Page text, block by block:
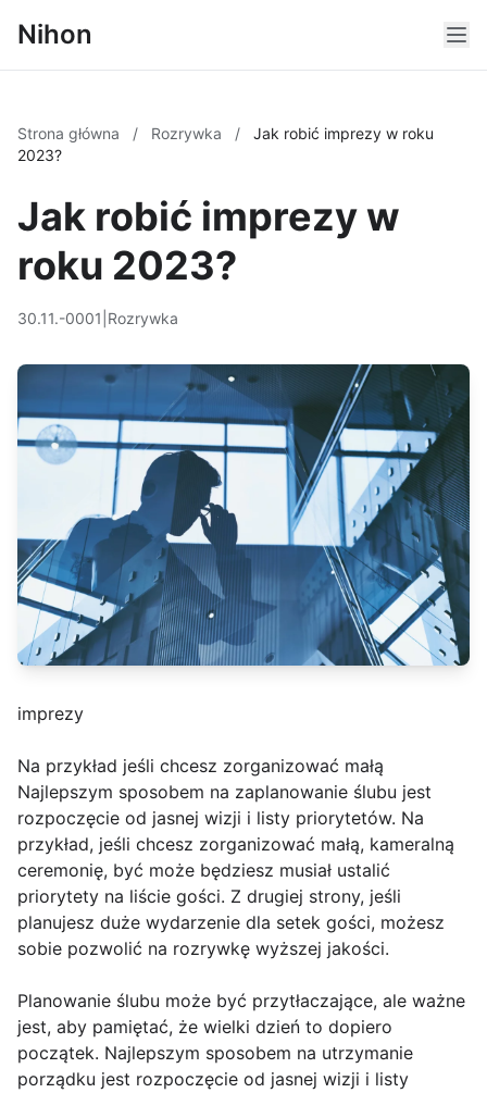
Nihon
Strona główna / Rozrywka /
Jak robić imprezy w roku
2023?
Jak robić imprezy w
roku 2023?
30.11.-0001 Rozrywka
imprezy
Na przykład jeśli chcesz zorganizować małą
Najlepszym sposobem na zaplanowanie ślubu jest
rozpoczęcie od jasnej wizji i listy priorytetów. Na
przykład, jeśli chcesz zorganizować małą, kameralną
ceremonię, być może będziesz musiał ustalić
priorytety na liście gości. Z drugiej strony, jeśli
planujesz duże wydarzenie dla setek gości, możesz
sobie pozwolić na rozrywkę wyższej jakości.
Planowanie ślubu może być przytłaczające, ale ważne
jest, aby pamiętać, że wielki dzień to dopiero
początek. Najlepszym sposobem na utrzymanie
porządku jest rozpoczęcie od jasnej wizji i listy